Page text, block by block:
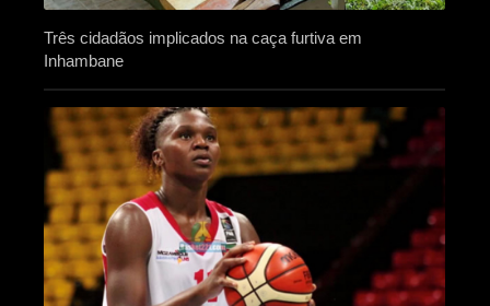
Três cidadãos implicados na caça furtiva em
Inhambane